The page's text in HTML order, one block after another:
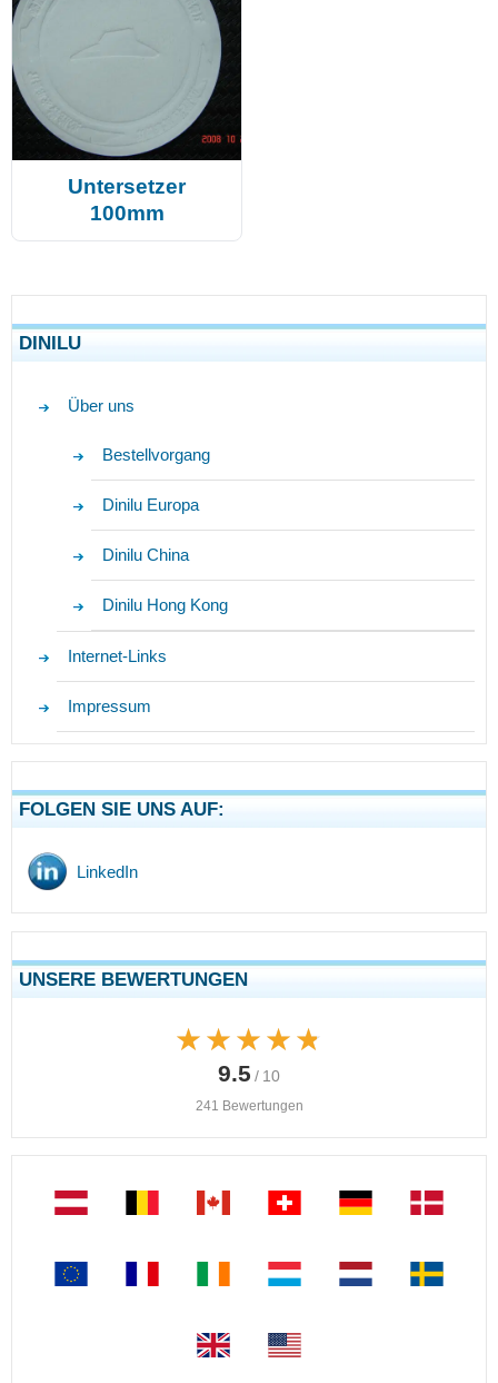
Untersetzer
100mm
DINILU
Über uns
Bestellvorgang
Dinilu Europa
Dinilu China
Dinilu Hong Kong
Internet-Links
Impressum
FOLGEN SIE UNS AUF:
LinkedIn
UNSERE BEWERTUNGEN
★★★★★
★★★★★
9.5 / 10
241 Bewertungen